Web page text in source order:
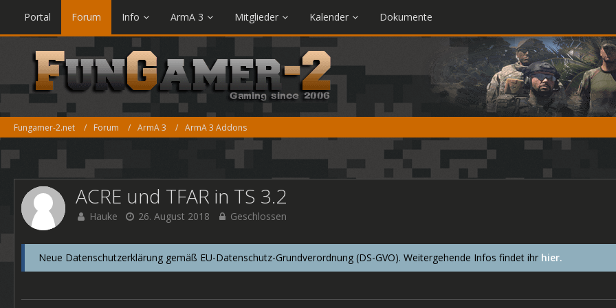
Portal Forum Info ArmA 3 Mitglieder Kalender Dokumente
Fungamer-2.net Forum ArmA 3 ArmA 3 Addons
ACRE und TFAR in TS 3.2
Hauke 26. August 2018 Geschlossen
Neue Datenschutzerklärung gemäß EU-Datenschutz-Grundverordnung (DS-GVO). Weitergehende Infos findet ihr hier.